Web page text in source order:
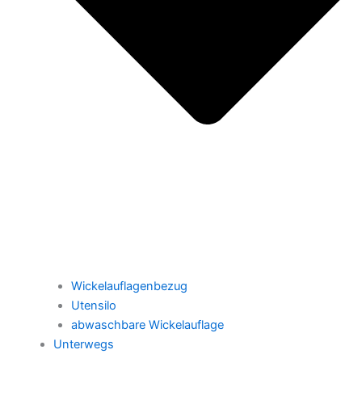
Wickelauflagenbezug
Utensilo
abwaschbare Wickelauflage
Unterwegs